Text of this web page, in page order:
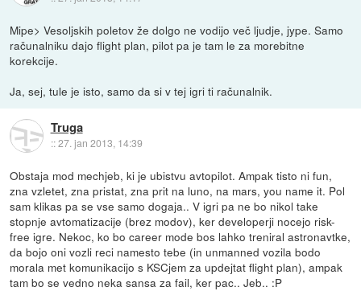
Mipe> Vesoljskih poletov že dolgo ne vodijo več ljudje, jype. Samo
računalniku dajo flight plan, pilot pa je tam le za morebitne
korekcije.
Ja, sej, tule je isto, samo da si v tej igri ti računalnik.
Truga
::27. jan 2013, 14:39
Obstaja mod mechjeb, ki je ubistvu avtopilot. Ampak tisto ni fun,
zna vzletet, zna pristat, zna prit na luno, na mars, you name it. Pol
sam klikas pa se vse samo dogaja.. V igri pa ne bo nikol take
stopnje avtomatizacije (brez modov), ker developerji nocejo risk-
free igre. Nekoc, ko bo career mode bos lahko treniral astronavtke,
da bojo oni vozli reci namesto tebe (in unmanned vozila bodo
morala met komunikacijo s KSCjem za updejtat flight plan), ampak
tam bo se vedno neka sansa za fail, ker pac.. Jeb.. :P